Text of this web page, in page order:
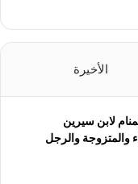
الأخيرة
لابن سيرين
والمتزوجة والرجل